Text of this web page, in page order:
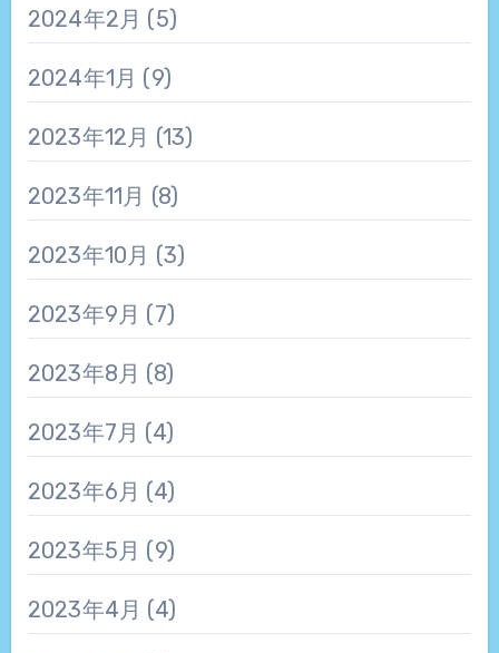
2024年2月 (5)
2024年1月 (9)
2023年12月 (13)
2023年11月 (8)
2023年10月 (3)
2023年9月 (7)
2023年8月 (8)
2023年7月 (4)
2023年6月 (4)
2023年5月 (9)
2023年4月 (4)